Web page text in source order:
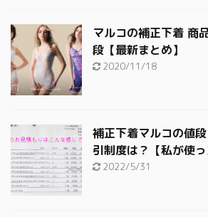
マルコの補正下着 商
段【最新まとめ】
2020/11/18
補正下着マルコの値
引制度は？【私が使っ
2022/5/31